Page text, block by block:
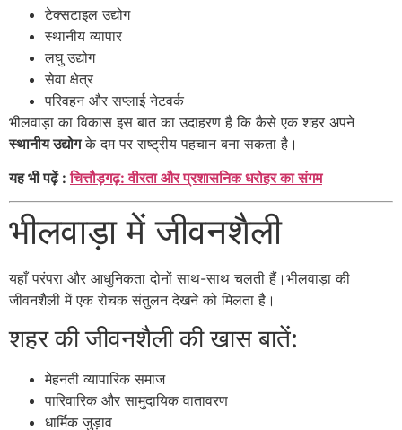
टेक्सटाइल उद्योग
स्थानीय व्यापार
लघु उद्योग
सेवा क्षेत्र
परिवहन और सप्लाई नेटवर्क
भीलवाड़ा का विकास इस बात का उदाहरण है कि कैसे एक शहर अपने
स्थानीय उद्योगके दम पर राष्ट्रीय पहचान बना सकता है।
यह भी पढ़ें :चित्तौड़गढ़: वीरता और प्रशासनिक धरोहर का संगम
भीलवाड़ा में जीवनशैली
यहाँ परंपरा और आधुनिकता दोनों साथ-साथ चलती हैं।भीलवाड़ा की
जीवनशैली में एक रोचक संतुलन देखने को मिलता है।
शहर की जीवनशैली की खास बातें:
मेहनती व्यापारिक समाज
पारिवारिक और सामुदायिक वातावरण
धार्मिक जुड़ाव